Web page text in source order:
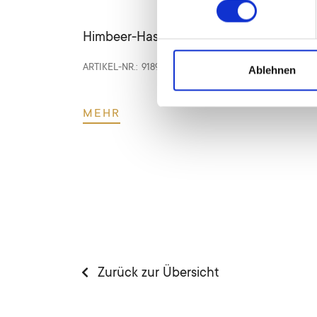
Ablehnen
Himbeer-Haselnuss-Kuchen
ARTIKEL-NR.: 9189 Portionen: 12
MEHR
Zurück zur Übersicht